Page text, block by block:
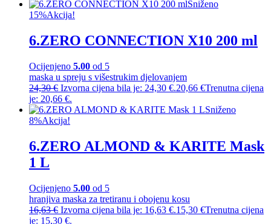
Sniženo
15%Akcija!
6.ZERO CONNECTION X10 200 ml
Ocijenjeno 5.00 od 5
maska u spreju s višestrukim djelovanjem
24,30€ Izvorna cijena bila je: 24,30 €.20,66 €Trenutna cijena
je: 20,66 €.
Sniženo
8%Akcija!
6.ZERO ALMOND & KARITE Mask
1 L
Ocijenjeno 5.00 od 5
hranjiva maska za tretiranu i obojenu kosu
16,63€ Izvorna cijena bila je: 16,63 €.15,30 €Trenutna cijena
je: 15,30 €.